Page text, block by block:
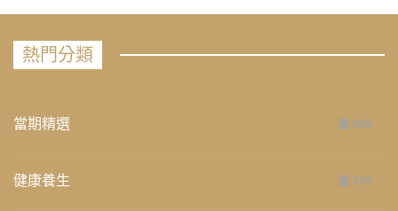
熱門分類
當期精選 658
健康養生 276